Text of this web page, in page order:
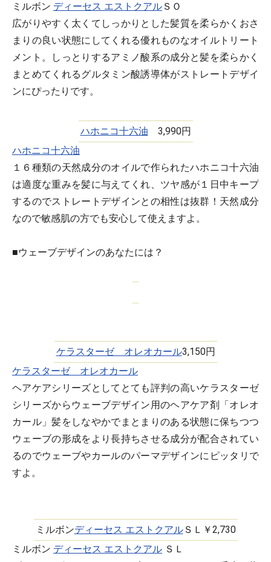
ミルボン ディーセス エストクアル ＳＯ
広がりやすく太くてしっかりとした髪質を柔らかくおさ
まりの良い状態にしてくれる優れものなオイルトリート
メント。しっとりするアミノ酸系の成分と髪を柔らかく
まとめてくれるグルタミン酸誘導体がストレートデザイ
ンにぴったりです。
ハホニコ十六油 3,990円
ハホニコ十六油
１６種類の天然成分のオイルで作られたハホニコ十六油
は適度な重みを髪に与えてくれ、ツヤ感が１日中キープ
するのでストレートデザインとの相性は抜群！天然成分
なので敏感肌の方でも安心して使えますよ。
■ウェーブデザインのあなたには？
ケラスターゼ オレオカール3,150円
ケラスターゼ オレオカール
ヘアケアシリーズとしてとても評判の高いケラスターゼ
シリーズからウェーブデザイン用のヘアケア剤「オレオ
カール」髪をしなやかでまとまりのある状態に保ちつつ
ウェーブの形成をより長持ちさせる成分が配合されてい
るのでウェーブやカールのパーマデザインにピッタリで
すよ。
ミルボンディーセス エストクアルＳＬ￥2,730
ミルボン ディーセス エストクアル ＳＬ